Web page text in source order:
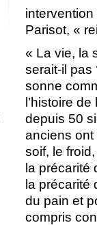
Parisot, «
« La vie, la
serait-il pas
sonne
l’histoire
depuis 50
anciens ont
soif, le
la précarité
la précarité
du pain et
compris